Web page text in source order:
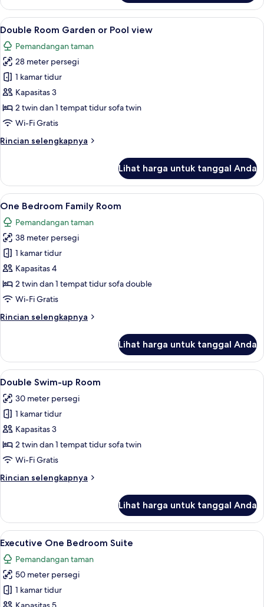
Double
Room
with
View
Lihat
semua
foto
untuk
Double
Room
Garden
or
view
Minibar, brankas, meja kerja, dan
20
Double Room Garden or Pool view
Pemandangan taman
28 meter persegi
1 kamar tidur
Kapasitas 3
2 twin dan 1 tempat tidur sofa twin
Wi-Fi Gratis
Rincian selengkapnya
Rincian
Double
Room
Garden
Pool
view
Lihat harga untuk tanggal Anda
Lihat
semua
foto
untuk
One
Bedroom
Family
Room
One Bedroom Family Room |
17
One Bedroom Family Room
Pemandangan taman
38 meter persegi
1 kamar tidur
Kapasitas 4
2 twin dan 1 tempat tidur sofa double
Wi-Fi Gratis
Rincian selengkapnya
Rincian
One
Bedroom
Family
Lihat harga untuk tanggal Anda
Lihat
semua
foto
untuk
Double
Swim-
up
Double Swim-up Room | Minibar,
13
Double Swim-up Room
30 meter persegi
1 kamar tidur
Kapasitas 3
2 twin dan 1 tempat tidur sofa twin
Wi-Fi Gratis
Rincian selengkapnya
Rincian
Double
Swim-
up
Lihat harga untuk tanggal Anda
Lihat
semua
foto
untuk
Executive
One
Executive One Bedroom Suite |
27
Executive One Bedroom Suite
Pemandangan taman
50 meter persegi
1 kamar tidur